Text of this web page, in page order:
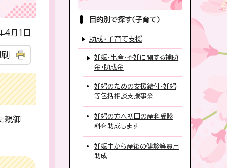
月1日
親御
目的別で探す（子育て）
助成・子育て支援
妊娠・出産・不妊に関する補助
金・助成金
妊婦のための支援給付・妊婦
等包括相談支援事業
妊婦の方へ初回の産科受診
料を助成します
妊娠中から産後の健診等費用
助成